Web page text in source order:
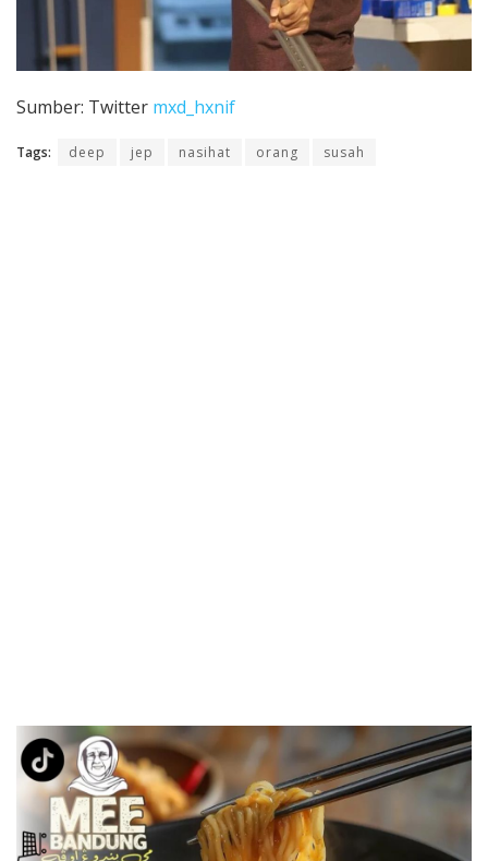
Sumber: Twitter mxd_hxnif
Tags: deep jep nasihat orang susah